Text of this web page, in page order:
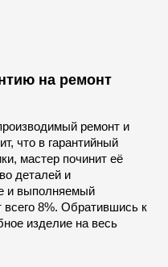
на ремонт
ремонт и
что в гарантийный
мастер починит её
деталей и
и выполняемый
всего 8%. Обратившись к
изделие на весь